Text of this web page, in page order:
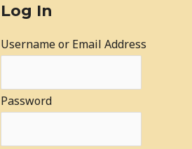
Log In
Username or Email Address
Password